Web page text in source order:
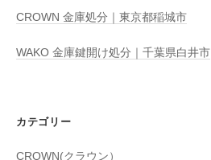
CROWN 金庫処分｜東京都稲城市
WAKO 金庫鍵開け処分｜千葉県白井市
カテゴリー
CROWN(クラウン）